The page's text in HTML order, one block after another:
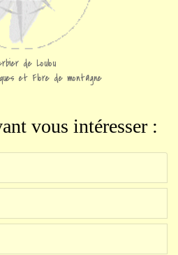
de Loulou
et Flore de montagne
vous intéresser :